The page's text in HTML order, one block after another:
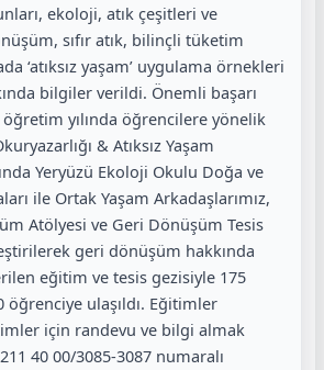
ekoloji, atık çeşitleri ve
sıfır atık, bilinçli tüketim
‘atıksız yaşam’ uygulama örnekleri
bilgiler verildi. Önemli başarı
yılında öğrencilere yönelik
& Atıksız Yaşam
Yeryüzü Ekoloji Okulu Doğa ve
ile Ortak Yaşam Arkadaşlarımız,
Atölyesi ve Geri Dönüşüm Tesis
geri dönüşüm hakkında
eğitim ve tesis gezisiyle 175
ulaşıldı. Eğitimler
için randevu ve bilgi almak
40 00/3085-3087 numaralı